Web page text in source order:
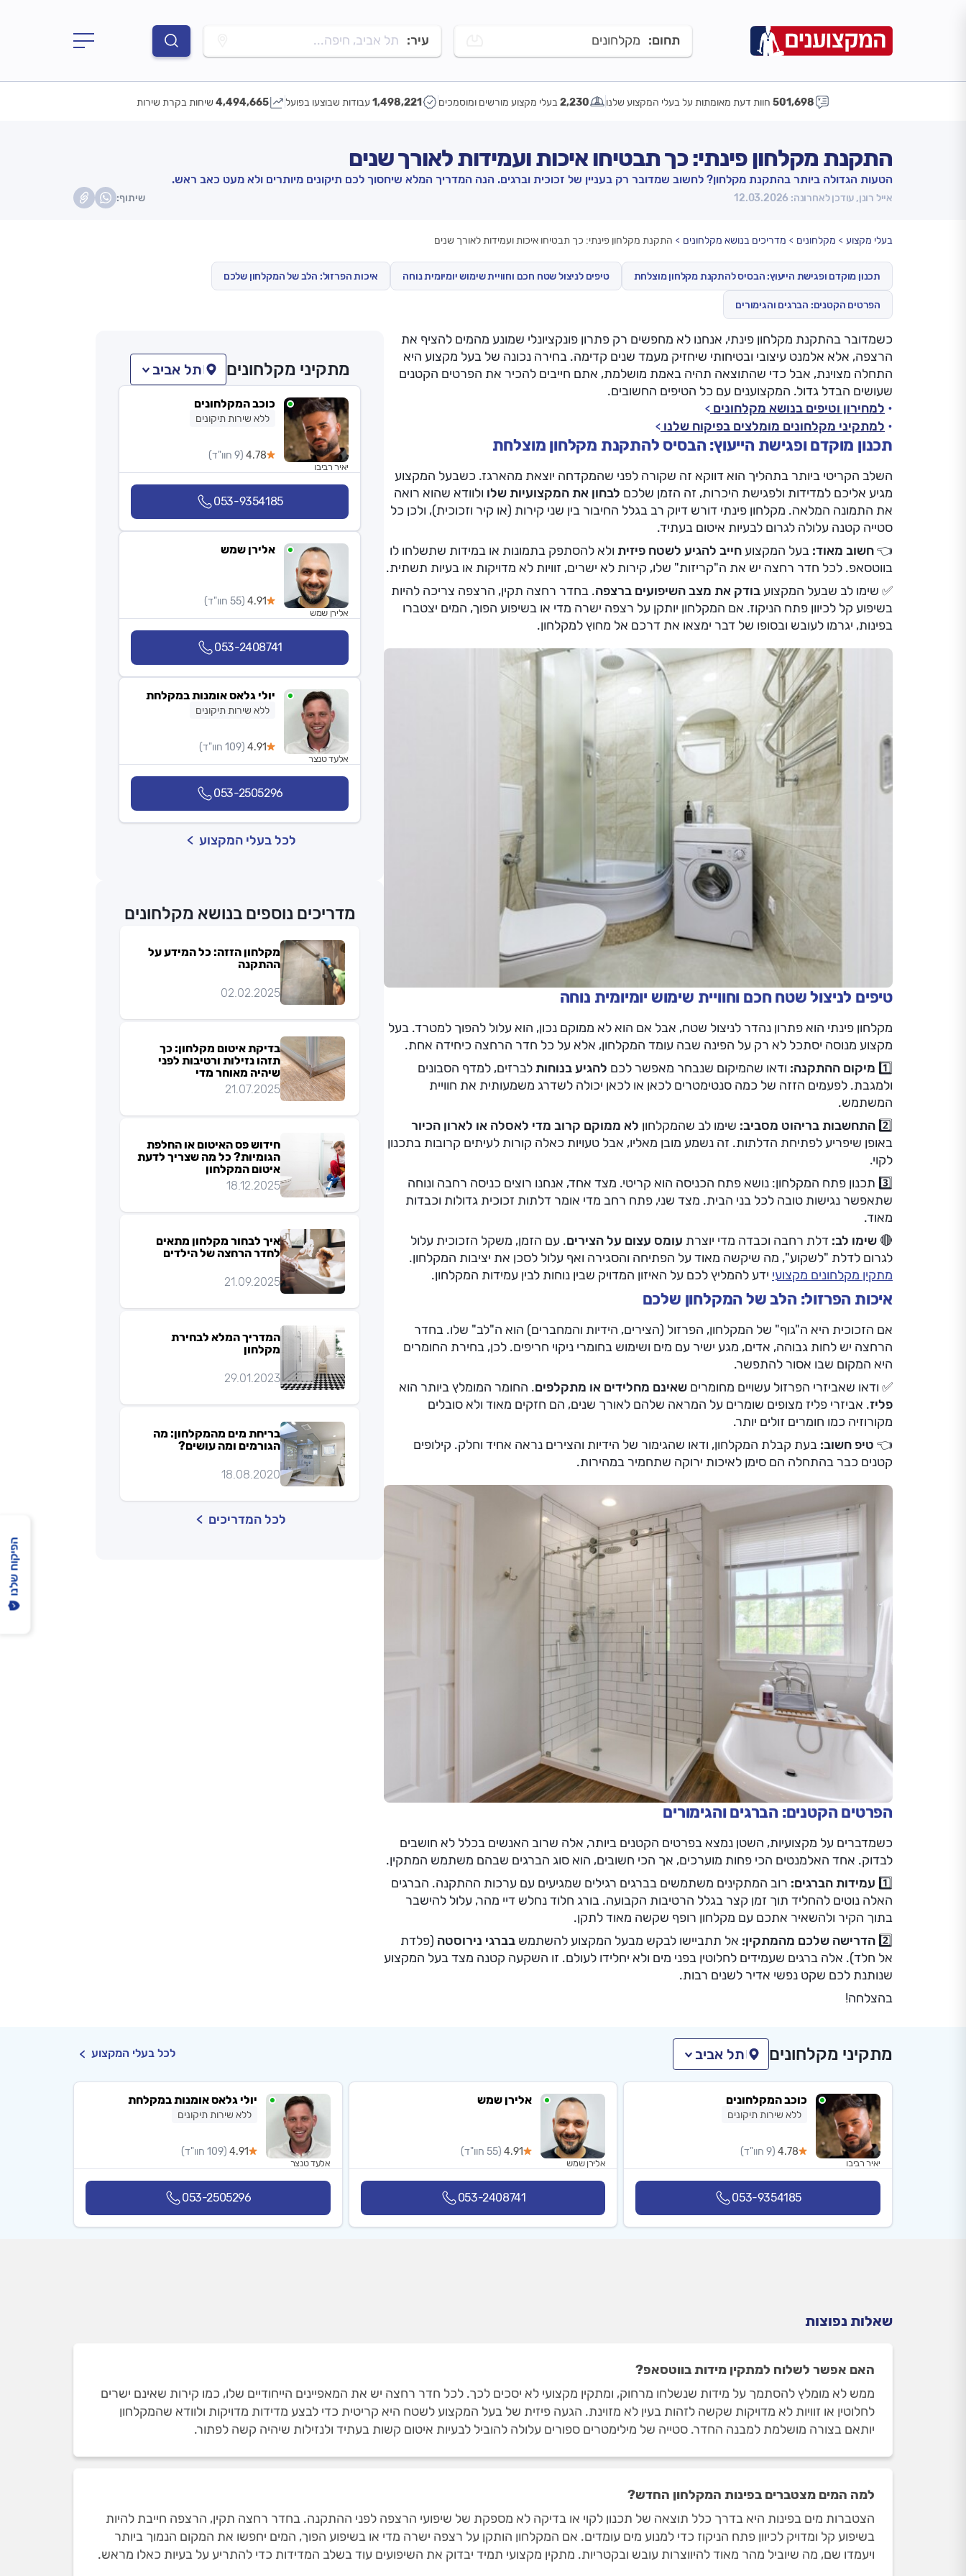
תחום: מקלחונים עיר: תל אביב, חיפה...
501,698 חוות דעת מאומתות על בעלי המקצוע שלנו 2,230 בעלי מקצוע מורשים ומוסמכים 1,498,221 עבודות שבוצעו בפועל 4,494,665 שיחות בקרת שירות
התקנת מקלחון פינתי: כך תבטיחו איכות ועמידות לאורך שנים
הטעות הגדולה ביותר בהתקנת מקלחון? לחשוב שמדובר רק בעניין של זכוכית וברגים. הנה המדריך המלא שיחסוך לכם תיקונים מיותרים ולא מעט כאב ראש.
אייל רונן, עודכן לאחרונה: 12.03.2026 שיתוף:
בעלי מקצוע מקלחונים מדריכים בנושא מקלחונים התקנת מקלחון פינתי: כך תבטיחו איכות ועמידות לאורך שנים
תכנון מוקדם ופגישת הייעוץ: הבסיס להתקנת מקלחון מוצלחת טיפים לניצול שטח חכם וחוויית שימוש יומיומית נוחה איכות הפרזול: הלב של המקלחון שלכם
הפרטים הקטנים: הברגים והגימורים
כשמדובר בהתקנת מקלחון פינתי, אנחנו לא מחפשים רק פתרון פונקציונלי שמונע מהמים להציף את
הרצפה, אלא אלמנט עיצובי ובטיחותי שיחזיק מעמד שנים קדימה. בחירה נכונה של בעל מקצוע היא
התחלה מצוינת, אבל כדי שהתוצאה תהיה באמת מושלמת, אתם חייבים להכיר את הפרטים הקטנים
שעושים הבדל גדול. המקצוענים עם כל הטיפים החשובים.
למחירון וטיפים בנושא מקלחונים
למתקיני מקלחונים מומלצים בפיקוח שלנו
תכנון מוקדם ופגישת הייעוץ: הבסיס להתקנת מקלחון מוצלחת
השלב הקריטי ביותר בתהליך הוא דווקא זה שקורה לפני שהמקדחה יוצאת מהארגז. כשבעל המקצוע
מגיע אליכם למדידות ולפגישת היכרות, זה הזמן שלכם לבחון את המקצועיות שלו ולוודא שהוא רואה
את התמונה המלאה. מקלחון פינתי דורש דיוק רב בגלל החיבור בין שני קירות (או קיר וזכוכית), ולכן כל
סטייה קטנה עלולה לגרום לבעיות איטום בעתיד.
👈 חשוב מאוד: בעל המקצוע חייב להגיע לשטח פיזית ולא להסתפק בתמונות או במידות שתשלחו לו
בווטסאפ. לכל חדר רחצה יש את ה"קריזות" שלו, קירות לא ישרים, זוויות לא מדויקות או בעיות תשתית.
✅ שימו לב שבעל המקצוע בודק את מצב השיפועים ברצפה. בחדר רחצה תקין, הרצפה צריכה להיות
בשיפוע קל לכיוון פתח הניקוז. אם המקלחון יותקן על רצפה ישרה מדי או בשיפוע הפוך, המים יצטברו
בפינות, יגרמו לעובש ובסופו של דבר ימצאו את דרכם אל מחוץ למקלחון.
טיפים לניצול שטח חכם וחוויית שימוש יומיומית נוחה
מקלחון פינתי הוא פתרון נהדר לניצול שטח, אבל אם הוא לא ממוקם נכון, הוא עלול להפוך למטרד. בעל
מקצוע מנוסה יסתכל לא רק על הפינה שבה עומד המקלחון, אלא על כל חדר הרחצה כיחידה אחת.
1️⃣ מיקום ההתקנה:
ודאו שהמיקום שנבחר מאפשר לכם להגיע בנוחות לברזים, למדף הסבונים
ולמגבת. לפעמים הזזה של כמה סנטימטרים לכאן או לכאן יכולה לשדרג משמעותית את חוויית
המשתמש.
2️⃣ התחשבות בריהוט מסביב:
שימו לב שהמקלחון לא ממוקם קרוב מדי לאסלה או לארון הכיור
באופן שיפריע לפתיחת הדלתות. זה נשמע מובן מאליו, אבל טעויות כאלה קורות לעיתים קרובות בתכנון
לקוי.
3️⃣ תכנון פתח המקלחון: נושא פתח הכניסה הוא קריטי. מצד אחד, אנחנו רוצים כניסה רחבה ונוחה
שתאפשר נגישות טובה לכל בני הבית. מצד שני, פתח רחב מדי אומר דלתות זכוכית גדולות וכבדות
מאוד.
🔴 שימו לב: דלת רחבה וכבדה מדי יוצרת עומס עצום על הצירים. עם הזמן, משקל הזכוכית עלול
לגרום לדלת "לשקוע", מה שיקשה מאוד על הפתיחה והסגירה ואף עלול לסכן את יציבות המקלחון.
מתקין מקלחונים מקצועי ידע להמליץ לכם על האיזון המדויק שבין נוחות לבין עמידות המקלחון.
איכות הפרזול: הלב של המקלחון שלכם
אם הזכוכית היא ה"גוף" של המקלחון, הפרזול (הצירים, הידיות והמחברים) הוא ה"לב" שלו. בחדר
הרחצה יש לחות גבוהה, אדים, מגע ישיר עם מים ושימוש בחומרי ניקוי חריפים. לכן, בחירת החומרים
היא המקום שבו אסור להתפשר.
✅ ודאו שאביזרי הפרזול עשויים מחומרים שאינם מחלידים או מתקלפים. החומר המומלץ ביותר הוא
פליז. אביזרי פליז מצופים שומרים על המראה שלהם לאורך שנים, הם חזקים מאוד ולא סובלים
מקורוזיה כמו חומרים זולים יותר.
👈 טיפ חשוב: בעת קבלת המקלחון, ודאו שהגימור של הידיות והצירים נראה אחיד וחלק. קילופים
קטנים כבר בהתחלה הם סימן לאיכות ירוקה שתחמיר במהירות.
הפרטים הקטנים: הברגים והגימורים
כשמדברים על מקצועיות, השטן נמצא בפרטים הקטנים ביותר, אלה שרוב האנשים בכלל לא חושבים
לבדוק. אחד האלמנטים הכי פחות מוערכים, אך הכי חשובים, הוא סוג הברגים שבהם משתמש המתקין.
1️⃣ עמידות הברגים:
רוב המתקינים משתמשים בברגים רגילים שמגיעים עם ערכות ההתקנה. הברגים
האלה נוטים להחליד תוך זמן קצר בגלל הרטיבות הקבועה. בורג חלוד נחלש דיי מהר, עלול להישבר
בתוך הקיר ולהשאיר אתכם עם מקלחון רופף שקשה מאוד לתקן.
2️⃣ הדרישה שלכם מהמתקין:
אל תתביישו לבקש מבעל המקצוע להשתמש בברגי נירוסטה (פלדת
אל חלד). אלה ברגים שעמידים לחלוטין בפני מים ולא יחלידו לעולם. זו השקעה קטנה מצד בעל המקצוע
שנותנת לכם שקט נפשי אדיר לשנים רבות.
בהצלחה!
מתקיני מקלחונים תל אביב
כוכב המקלחונים
ללא שירות תיקונים
4.78 (9 חוו"ד)
יאיר רביבו
053-9354185
אלירן שמש
4.91 (55 חוו"ד)
אלירן שמש
053-2408741
יולי גלאס אומנות במקלחת
ללא שירות תיקונים
4.91 (109 חוו"ד)
אלעד טנצר
053-2505296
לכל בעלי המקצוע
מדריכים נוספים בנושא מקלחונים
מקלחון הזזה: כל המידע על
ההתקנה
02.02.2025
בדיקת איטום מקלחון: כך
תזהו נזילות ורטיבות לפני
שיהיה מאוחר מדי
21.07.2025
חידוש פס האיטום או החלפת
הגומיות? כל מה שצריך לדעת
איטום המקלחון
18.12.2025
איך לבחור מקלחון מתאים
לחדר הרחצה של הילדים
21.09.2025
המדריך המלא לבחירת
מקלחון
29.01.2023
בריחת מים מהמקלחון: מה
הגורמים ומה עושים?
18.08.2020
לכל המדריכים
מתקיני מקלחונים תל אביב לכל בעלי המקצוע
כוכב המקלחונים
ללא שירות תיקונים
4.78 (9 חוו"ד)
יאיר רביבו
053-9354185
אלירן שמש
4.91 (55 חוו"ד)
אלירן שמש
053-2408741
יולי גלאס אומנות במקלחת
ללא שירות תיקונים
4.91 (109 חוו"ד)
אלעד טנצר
053-2505296
שאלות נפוצות
האם אפשר לשלוח למתקין מידות בווטסאפ?
ממש לא מומלץ להסתמך על מידות שנשלחו מרחוק, ומתקין מקצועי לא יסכים לכך. לכל חדר רחצה יש את המאפיינים הייחודיים שלו, כמו קירות שאינם ישרים
לחלוטין או זוויות לא מדויקות שקשה לזהות בעין לא מזוינת. הגעה פיזית של בעל המקצוע לשטח היא קריטית כדי לבצע מדידות מדויקות ולוודא שהמקלחון
יותאם בצורה מושלמת למבנה החדר. סטייה של מילימטרים ספורים עלולה להוביל לבעיות איטום קשות בעתיד ולנזילות שיהיה קשה לפתור.
למה המים מצטברים בפינות המקלחון החדש?
הצטברות מים בפינות היא בדרך כלל תוצאה של תכנון לקוי או בדיקה לא מספקת של שיפועי הרצפה לפני ההתקנה. בחדר רחצה תקין, הרצפה חייבת להיות
בשיפוע קל ומדויק לכיוון פתח הניקוז כדי למנוע מים עומדים. אם המקלחון הותקן על רצפה ישרה מדי או בשיפוע הפוך, המים יחפשו את המקום הנמוך ביותר
ויעמדו שם, מה שיוביל מהר מאוד להיווצרות עובש ובקטריות. מתקין מקצועי תמיד יבדוק את השיפועים עוד בשלב המדידות כדי להתריע על בעיות כאלו מראש.
הפיקוח שלנו